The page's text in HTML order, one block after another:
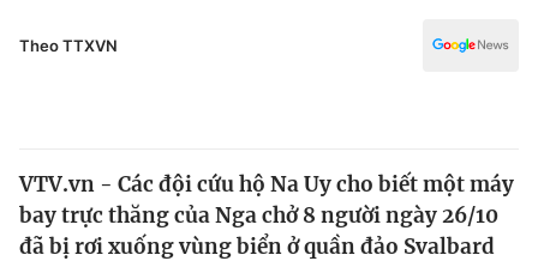
Thế giới
Y tế
Theo TTXVN
VTV.vn - Các đội cứu hộ Na Uy cho biết một máy
bay trực thăng của Nga chở 8 người ngày 26/10
đã bị rơi xuống vùng biển ở quần đảo Svalbard